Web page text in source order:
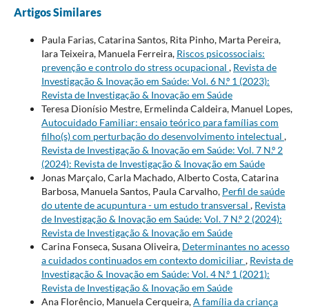
Artigos Similares
Paula Farias, Catarina Santos, Rita Pinho, Marta Pereira,
Iara Teixeira, Manuela Ferreira, Riscos psicossociais:
prevenção e controlo do stress ocupacional , Revista de
Investigação & Inovação em Saúde: Vol. 6 N.º 1 (2023):
Revista de Investigação & Inovação em Saúde
Teresa Dionísio Mestre, Ermelinda Caldeira, Manuel Lopes,
Autocuidado Familiar: ensaio teórico para famílias com
filho(s) com perturbação do desenvolvimento intelectual ,
Revista de Investigação & Inovação em Saúde: Vol. 7 N.º 2
(2024): Revista de Investigação & Inovação em Saúde
Jonas Marçalo, Carla Machado, Alberto Costa, Catarina
Barbosa, Manuela Santos, Paula Carvalho, Perfil de saúde
do utente de acupuntura - um estudo transversal , Revista
de Investigação & Inovação em Saúde: Vol. 7 N.º 2 (2024):
Revista de Investigação & Inovação em Saúde
Carina Fonseca, Susana Oliveira, Determinantes no acesso
a cuidados continuados em contexto domiciliar, Revista de
Investigação & Inovação em Saúde: Vol. 4 N.º 1 (2021):
Revista de Investigação & Inovação em Saúde
Ana Florêncio, Manuela Cerqueira,A família da criança